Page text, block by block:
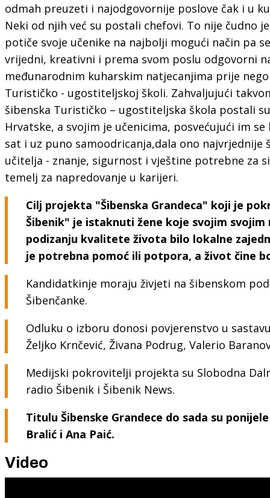
odmah preuzeti i najodgovornije poslove čak i u
Neki od njih već su postali chefovi. To nije čudno
potiče svoje učenike na najbolji mogući način pa
vrijedni, kreativni i prema svom poslu odgovorni
međunarodnim kuharskim natjecanjima prije
Turističko - ugostiteljskoj školi. Zahvaljujući
šibenska Turističko – ugostiteljska škola postali
Hrvatske, a svojim je učenicima, posvećujući im
sat i uz puno samoodricanja,dala ono
učitelja - znanje, sigurnost i vještine potrebne za
temelj za napredovanje u karijeri.
Cilj projekta "Šibenska Grandeca" koji je
Šibenik" je istaknuti žene koje svojim svojim
podizanju kvalitete života bilo lokalne
je potrebna pomoć ili potpora, a život čine
Kandidatkinje moraju živjeti na šibenskom
Šibenčanke.
Odluku o izboru donosi povjerenstvo u
Željko Krnčević, Živana Podrug, Valerio
Medijski pokrovitelji projekta su Slobodna
radio Šibenik i Šibenik News.
Titulu Šibenske Grandece do sada su
Bralić i Ana Paić.
Video